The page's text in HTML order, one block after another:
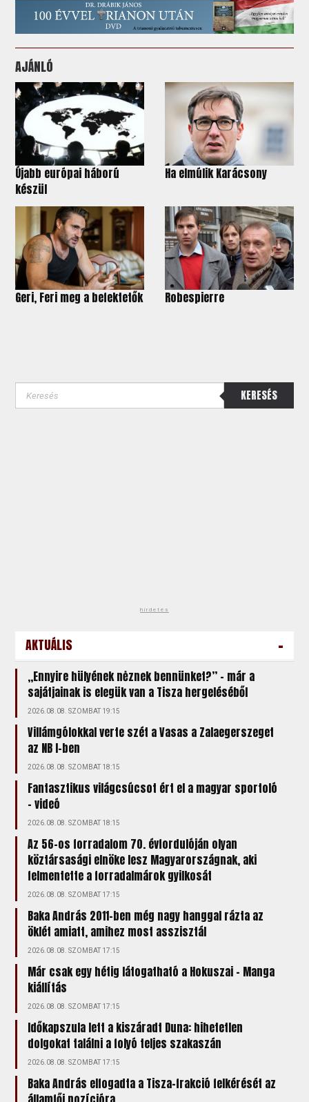
AJÁNLÓ
Újabb európai háború
készül
Ha elmúlik Karácsony
Geri, Feri meg a befektetők Robespierre
KERESÉS
hirdetés
AKTUÁLIS -
„Ennyire hülyének nėznek bennünket?” – már a
sajátjainak is elegük van a Tisza hergeléséből
2026.08.08. SZOMBAT 19:15
Villámgólokkal verte szét a Vasas a Zalaegerszeget
az NB I-ben
2026.08.08. SZOMBAT 18:15
Fantasztikus világcsúcsot ért el a magyar sportoló
- videó
2026.08.08. SZOMBAT 18:15
Az 56-os forradalom 70. évfordulóján olyan
köztársasági elnöke lesz Magyarországnak, aki
felmentette a forradalmárok gyilkosát
2026.08.08. SZOMBAT 17:15
Baka András 2011-ben még nagy hanggal rázta az
öklét amiatt, amihez most asszisztál
2026.08.08. SZOMBAT 17:15
Már csak egy hétig látogatható a Hokuszai – Manga
kiállítás
2026.08.08. SZOMBAT 17:15
Időkapszula lett a kiszáradt Duna: hihetetlen
dolgokat találni a folyó teljes szakaszán
2026.08.08. SZOMBAT 17:15
Baka András elfogadta a Tisza-frakció felkérését az